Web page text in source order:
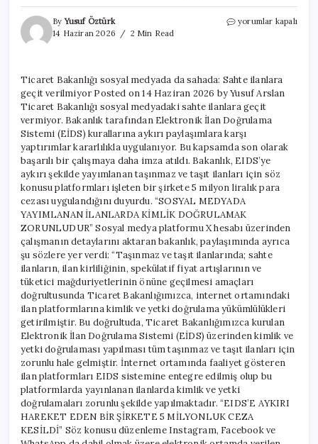
ByYusuf Öztürk
14 Haziran 2026
2 Min Read
Ticaret
sahada:
Sahte
ilanlara
geçit
verilmiyor
için
yorumlar kapalı
Ticaret Bakanlığı sosyal medyada da sahada: Sahte ilanlara
geçit verilmiyor Posted on 14 Haziran 2026 by Yusuf Arslan
Ticaret Bakanlığı sosyal medyadaki sahte ilanlara geçit
vermiyor. Bakanlık tarafından Elektronik İlan Doğrulama
Sistemi (EİDS) kurallarına aykırı paylaşımlara karşı
yaptırımlar kararlılıkla uygulanıyor. Bu kapsamda son olarak
başarılı bir çalışmaya daha imza atıldı. Bakanlık, EIDS’ye
aykırı şekilde yayımlanan taşınmaz ve taşıt ilanları için söz
konusu platformları işleten bir şirkete 5 milyon liralık para
cezası uygulandığını duyurdu. “SOSYAL MEDYADA
YAYIMLANAN İLANLARDA KİMLİK DOĞRULAMAK
ZORUNLUDUR” Sosyal medya platformu X hesabı üzerinden
çalışmanın detaylarını aktaran bakanlık, paylaşımında ayrıca
şu sözlere yer verdi: “Taşınmaz ve taşıt ilanlarında; sahte
ilanların, ilan kirliliğinin, spekülatif fiyat artışlarının ve
tüketici mağduriyetlerinin önüne geçilmesi amaçları
doğrultusunda Ticaret Bakanlığımızca, internet ortamındaki
ilan platformlarına kimlik ve yetki doğrulama yükümlülükleri
getirilmiştir. Bu doğrultuda, Ticaret Bakanlığımızca kurulan
Elektronik İlan Doğrulama Sistemi (EİDS) üzerinden kimlik ve
yetki doğrulaması yapılması tüm taşınmaz ve taşıt ilanları için
zorunlu hale gelmiştir. İnternet ortamında faaliyet gösteren
ilan platformları EIDS sistemine entegre edilmiş olup bu
platformlarda yayınlanan ilanlarda kimlik ve yetki
doğrulamaları zorunlu şekilde yapılmaktadır. “EIDS’E AYKIRI
HAREKET EDEN BİR ŞİRKETE 5 MİLYONLUK CEZA
KESİLDİ” Söz konusu düzenleme Instagram, Facebook ve